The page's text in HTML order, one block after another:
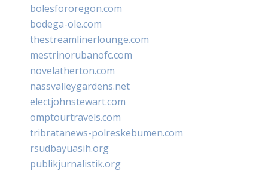
bolesfororegon.com
bodega-ole.com
thestreamlinerlounge.com
mestrinorubanofc.com
novelatherton.com
nassvalleygardens.net
electjohnstewart.com
omptourtravels.com
tribratanews-polreskebumen.com
rsudbayuasih.org
publikjurnalistik.org